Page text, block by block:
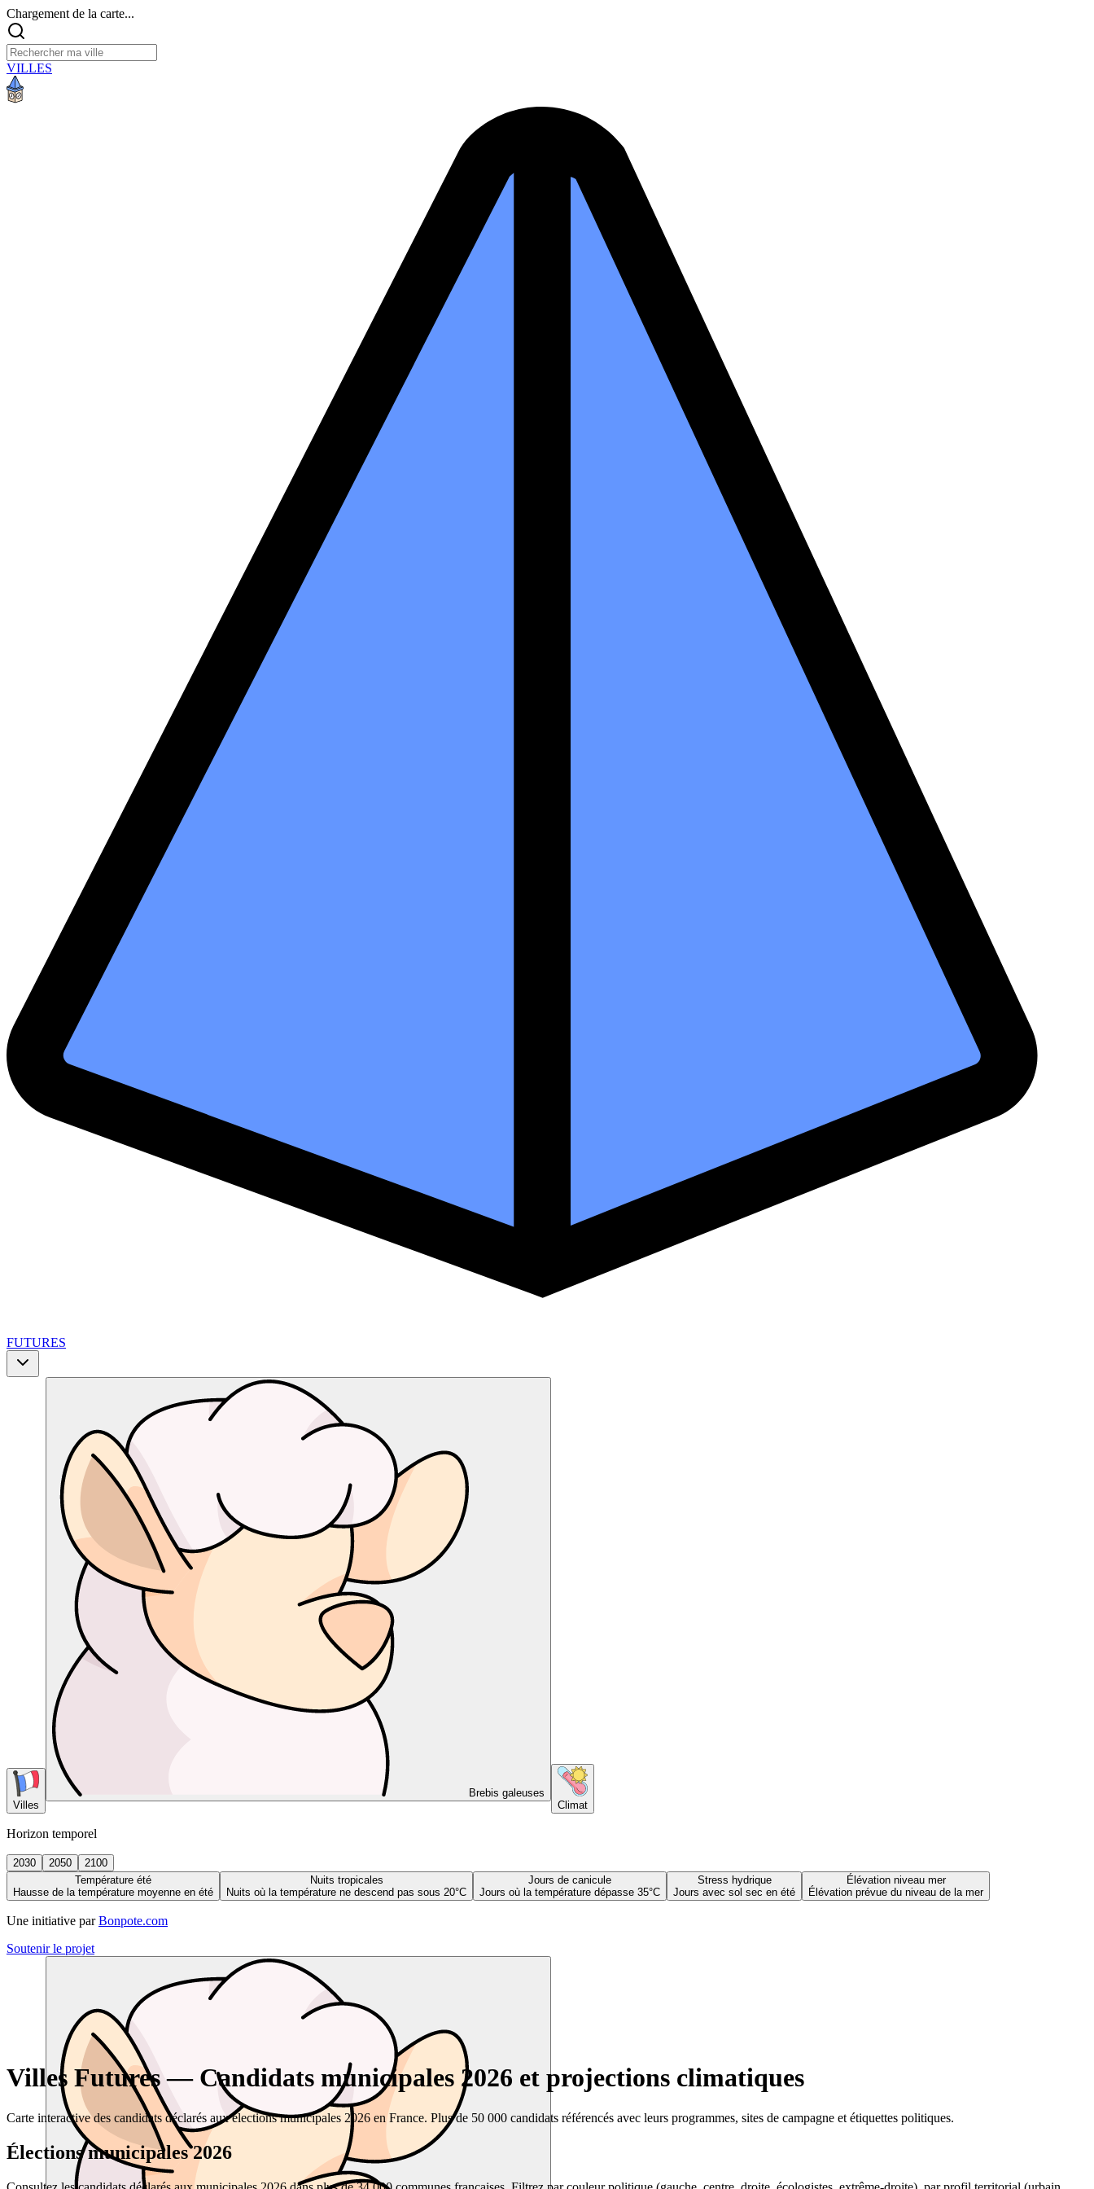
Chargement de la carte...
VILLES
FUTURES
Villes
Brebis galeuses
Climat
Horizon temporel
2030 2050
2100
Température été
Hausse de la température moyenne en été
Nuits tropicales
Nuits où la température ne descend pas sous 20°C
Jours de canicule
Jours où la température dépasse 35°C
Stress hydrique
Jours avec sol sec en été
Élévation niveau mer
Élévation prévue du niveau de la mer
Une initiative par Bonpote.com
Soutenir le projet
Villes Futures — Candidats municipales 2026 et projections climatiques
Carte interactive des candidats déclarés aux élections municipales 2026 en France. Plus de 50 000 candidats référencés avec leurs programmes, sites de campagne et étiquettes politiques.
Élections municipales 2026